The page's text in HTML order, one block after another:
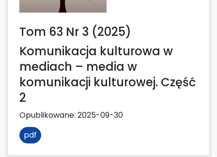
Tom 63 Nr 3 (2025)
Komunikacja kulturowa w
mediach – media w
komunikacji kulturowej. Część
2
Opublikowane: 2025-09-30
pdf